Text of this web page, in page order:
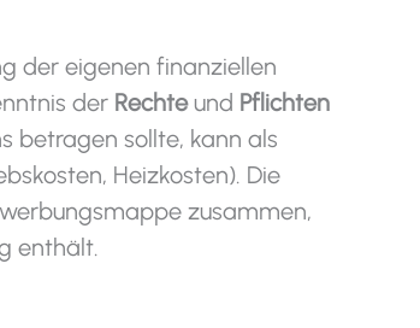
der eigenen finanziellen
der Rechteund Pflichten
betragen sollte, kann als
Heizkosten). Die
zusammen,
enthält.